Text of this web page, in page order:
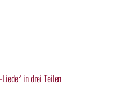
Lieder' in drei Teilen